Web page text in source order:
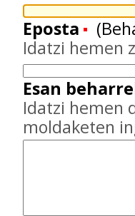
Eposta
Idatzi hemen
Esan
Idatzi hemen
moldaketen